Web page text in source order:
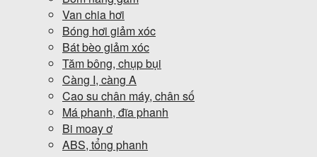
Van chia hơi
Bóng hơi giảm xóc
Bát bèo giảm xóc
Tăm bông, chụp bụi
Càng I, càng A
Cao su chân máy, chân số
Má phanh, đĩa phanh
Bi moay ơ
ABS, tổng phanh